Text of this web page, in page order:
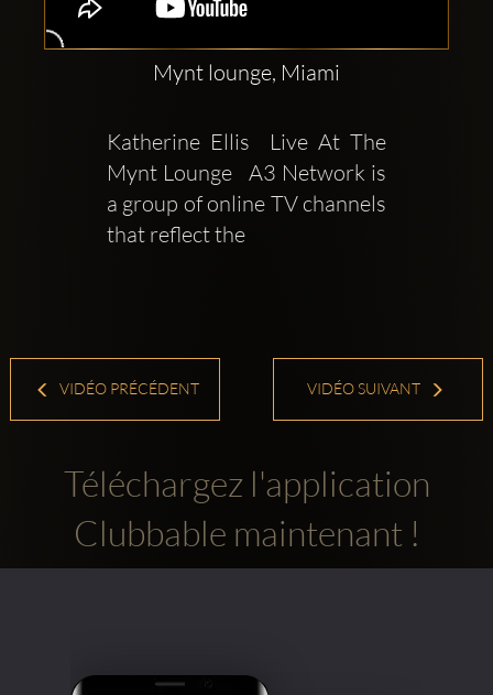
Mynt lounge, Miami
Katherine Ellis  Live At The
Mynt Lounge   A3 Network is
a group of online TV channels
that reflect the
VIDÉO PRÉCÉDENT VIDÉO SUIVANT
Téléchargez l'application
Clubbable maintenant !